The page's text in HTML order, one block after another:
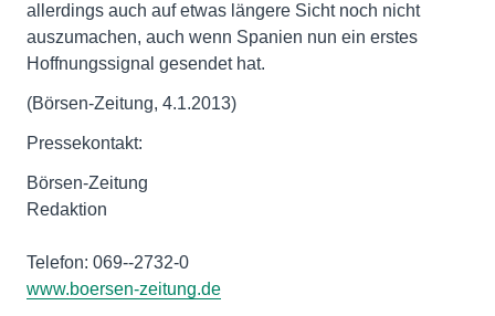
allerdings auch auf etwas längere Sicht noch nicht
auszumachen, auch wenn Spanien nun ein erstes
Hoffnungssignal gesendet hat.
(Börsen-Zeitung, 4.1.2013)
Pressekontakt:
Börsen-Zeitung
Redaktion
Telefon: 069--2732-0
www.boersen-zeitung.de